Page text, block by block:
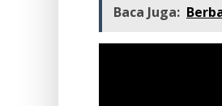
Baca Juga: